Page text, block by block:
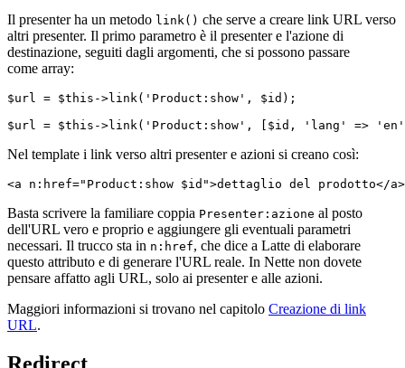
Il presenter ha un metodo link() che serve a creare link URL verso
altri presenter. Il primo parametro è il presenter e l'azione di
destinazione, seguiti dagli argomenti, che si possono passare
come array:
$url = $this->link('Product:show', $id);
Nel template i link verso altri presenter e azioni si creano così:
Basta scrivere la familiare coppia Presenter:azione al posto
dell'URL vero e proprio e aggiungere gli eventuali parametri
necessari. Il trucco sta in n:href, che dice a Latte di elaborare
questo attributo e di generare l'URL reale. In Nette non dovete
pensare affatto agli URL, solo ai presenter e alle azioni.
Maggiori informazioni si trovano nel capitolo Creazione di link
URL.
Redirect